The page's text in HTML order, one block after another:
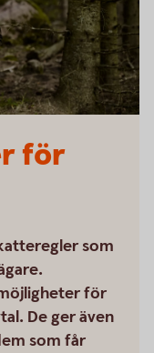
för
som
för
De ger även
som får